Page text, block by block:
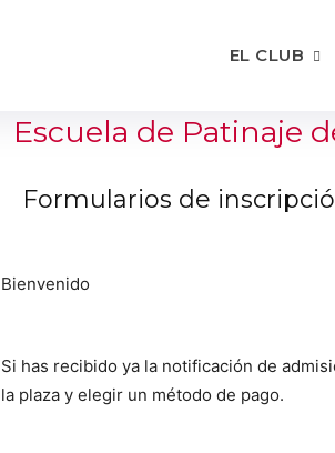
EL CLUB
Escuela de Patinaje
Formularios de
Bienvenido
Si has recibido ya la notificación de
la plaza y elegir un método de pago.